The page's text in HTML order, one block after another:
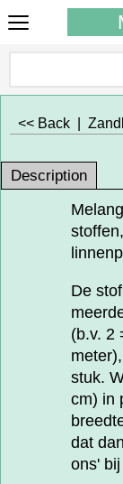
<< Back
Description
De
(b.v. 2
stuk.
cm) in
dat
ons'